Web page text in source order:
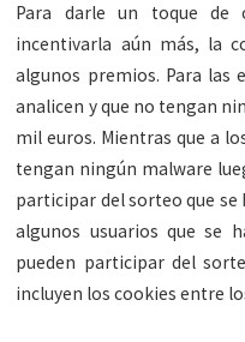
Para darle un toque de
incentivarla aún más, la
algunos premios. Para las
analicen y que no tengan
mil euros. Mientras que a
tengan ningún malware
participar del sorteo que se
algunos usuarios que se
pueden participar del
incluyen los cookies entre